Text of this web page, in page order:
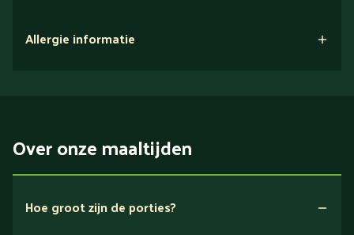
Allergie informatie
Over onze maaltijden
Hoe groot zijn de porties?